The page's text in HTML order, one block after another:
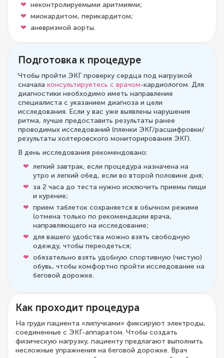
неконтролируемыми аритмиями;
миокардитом, перикардитом;
аневризмой аорты.
Подготовка к процедуре
Чтобы пройти ЭКГ проверку сердца под нагрузкой
сначала консультируетесь с врачом-кардиологом. Для
диагностики необходимо иметь направление
специалиста с указанием диагноза и цели
исследования. Если у вас уже выявлены нарушения
ритма, лучше предоставить результаты ранее
проводимых исследований (пленки ЭКГ/расшифровки/
результаты холтеровского мониторирования ЭКГ).
В день исследования рекомендовано:
легкий завтрак, если процедура назначена на
утро и легкий обед, если во второй половине дня;
за 2 часа до теста нужно исключить приемы пищи
и курение;
прием таблеток сохраняется в обычном режиме
(отмена только по рекомендации врача,
направляющего на исследование;
для вашего удобства можно взять свободную
одежду, чтобы переодеться;
обязательно взять удобную спортивную (чистую)
обувь, чтобы комфортно пройти исследование на
беговой дорожке.
Как проходит процедура
На груди пациента «липучками» фиксируют электроды,
соединенные с ЭКГ-аппаратом. Чтобы создать
физическую нагрузку, пациенту предлагают выполнить
несложные упражнения на беговой дорожке. Врач